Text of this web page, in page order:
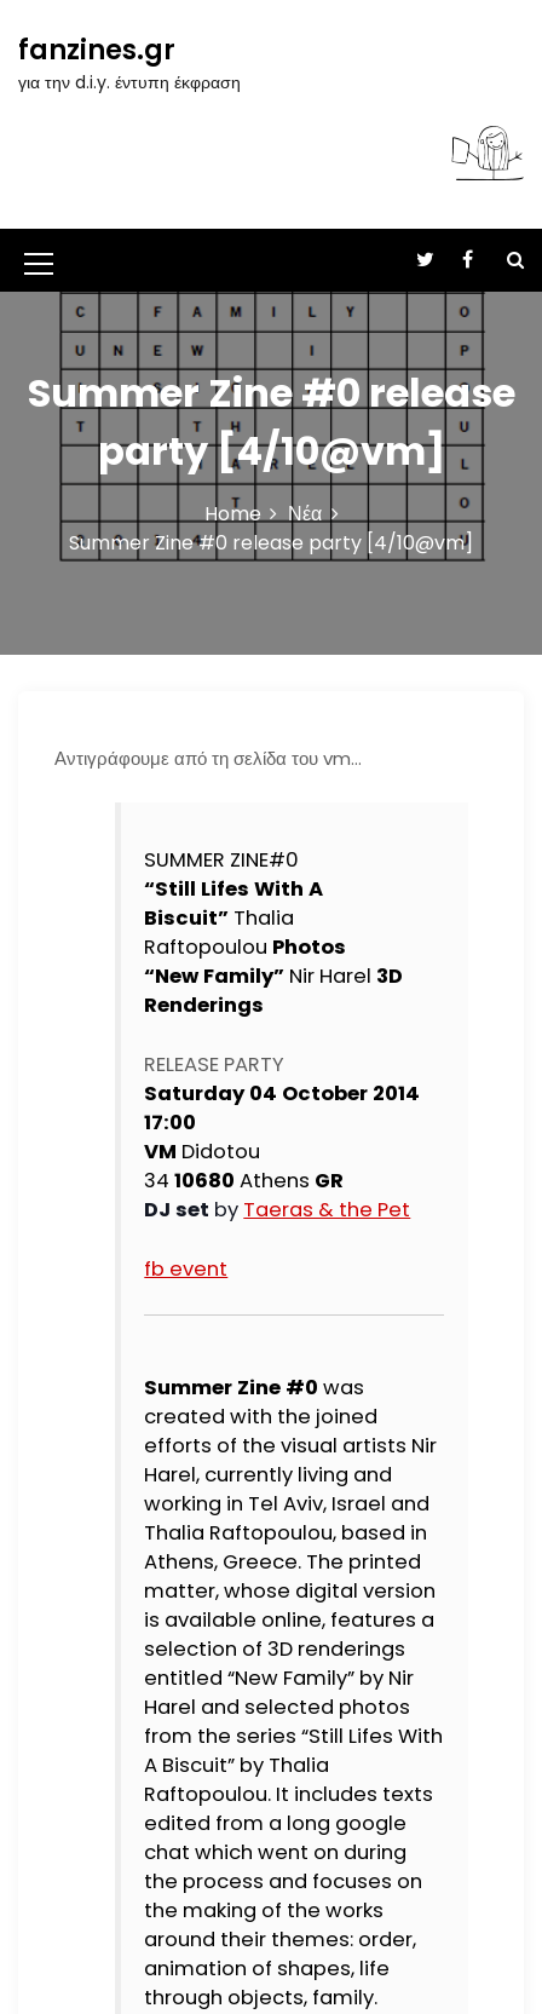
n
fanzines.gr
για την d.i.y. έντυπη έκφραση
M
u
Summer Zine #0 release
party [4/10@vm]
Home
Νέα
Summer Zine #0 release party [4/10@vm]
Αντιγράφουμε από τη σελίδα του vm…
SUMMER ZINE#0
“Still Lifes With A
Biscuit” Thalia
Raftopoulou Photos
“New Family” Nir Harel 3D
Renderings
RELEASE PARTY
Saturday 04 October 2014
17:00
VM Didotou
3410680 Athens GR
DJ set by Taeras & the Pet
fb event
Summer Zine #0 was
created with the joined
efforts of the visual artists Nir
Harel, currently living and
working in Tel Aviv, Israel and
Thalia Raftopoulou, based in
Athens, Greece. The printed
matter, whose digital version
is available online, features a
selection of 3D renderings
entitled “New Family” by Nir
Harel and selected photos
from the series “Still Lifes With
A Biscuit” by Thalia
Raftopoulou. It includes texts
edited from a long google
chat which went on during
the process and focuses on
the making of the works
around their themes: order,
animation of shapes, life
through objects, family.